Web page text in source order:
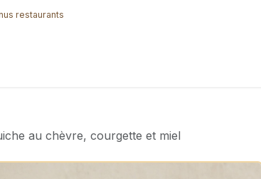
restaurants
au chèvre, courgette et miel